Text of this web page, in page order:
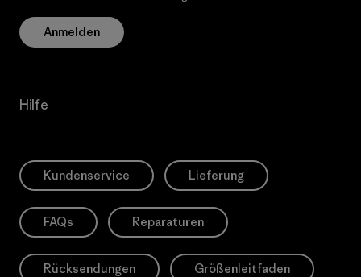
Anmelden
Hilfe
Kundenservice Lieferung
FAQs Reparaturen
Rücksendungen Größenleitfaden